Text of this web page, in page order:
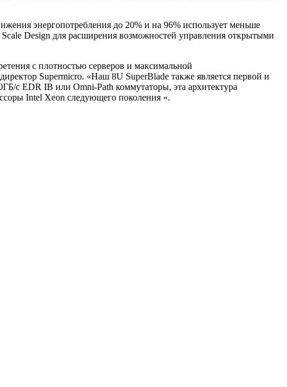
энергопотребления до 20% и на 96% использует меньше
Design для расширения возможностей управления открытыми
с плотностью серверов и максимальной
Supermicro. «Наш 8U SuperBlade также является первой и
с EDR IB или Omni-Path коммутаторы, эта архитектура
Intel Xeon следующего поколения «.